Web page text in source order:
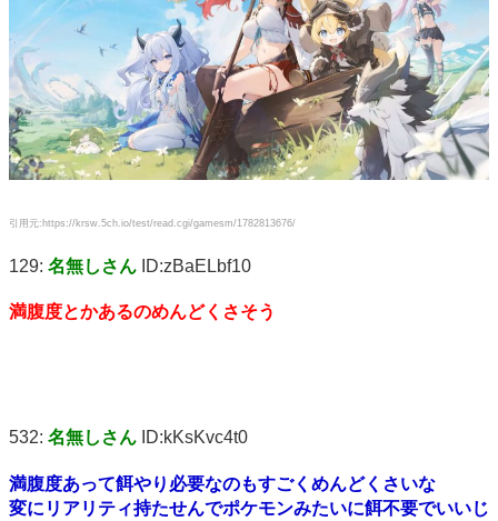
引用元:https://krsw.5ch.io/test/read.cgi/gamesm/1782813676/
129: 名無しさん ID:zBaELbf10
満腹度とかあるのめんどくさそう
532: 名無しさん ID:kKsKvc4t0
満腹度あって餌やり必要なのもすごくめんどくさいな
変にリアリティ持たせんでポケモンみたいに餌不要でいいじ